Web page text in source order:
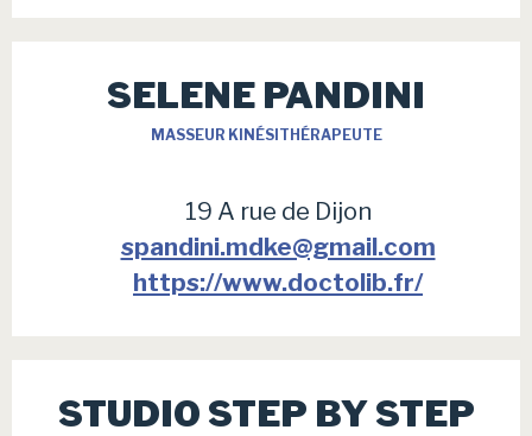
SELENE PANDINI
MASSEUR KINÉSITHÉRAPEUTE
19 A rue de Dijon
spandini.mdke@gmail.com
https://www.doctolib.fr/
STUDIO STEP BY STEP